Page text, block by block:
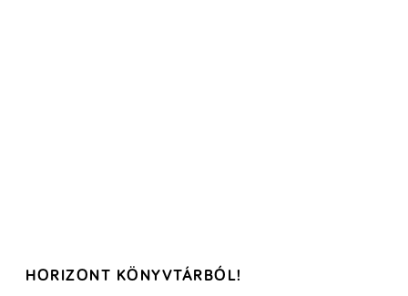
HORIZONT KÖNYVTÁRBÓL!